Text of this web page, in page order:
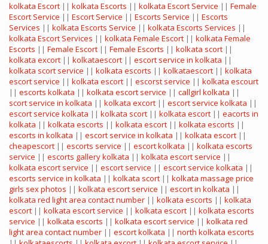
kolkata Escort || kolkata Escorts || kolkata Escort Service || Female
Escort Service || Escort Service || Escorts Service || Escorts
Services || kolkata Escorts Service || kolkata Escorts Services ||
kolkata Escort Services || kolkata Female Escort || kolkata Female
Escorts || Female Escort || Female Escorts || kolkata scort ||
kolkata excort || kolkataescort || escort service in kolkata ||
kolkata scort service || kolkata escorts || kolkataescort || kolkata
escort service || kolkata escort || escorst service || kolkata escourt
|| escorts kolkata || kolkata escort service || callgirl kolkata ||
scort service in kolkata || kolkata excort || escort service kolkata ||
escort service kolkata || kolkata scort || kolkata escort || eacorts in
kolkata || kolkata escorts || kolkata escort || kolkata escorts ||
escorts in kolkata || escort service in kolkata || kolkata escort ||
cheapescort || escorts service || escort kolkata || kolkata escorts
service || escorts gallery kolkata || kolkata escort service ||
kolkata escort service || escort service || escort service kolkata ||
escorts service in kolkata || kolkata scort || kolkata massage price
girls sex photos || kolkata escort service || escort in kolkata ||
kolkata red light area contact number || kolkata escorts || kolkata
escort || kolkata escort service || kolkata escort || kolkata escorts
service || kolkata escorts || kolkata escort service || kolkata red
light area contact number || escort kolkata || north kolkata escorts